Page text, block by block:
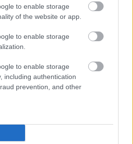
to enable storage
of the website or app.
to enable storage
to enable storage
including authentication
prevention, and other